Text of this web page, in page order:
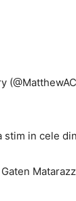
stim in cele